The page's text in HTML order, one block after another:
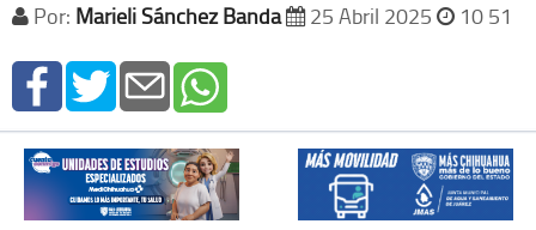
Por: Marieli Sánchez Banda 25 Abril 2025 10 51